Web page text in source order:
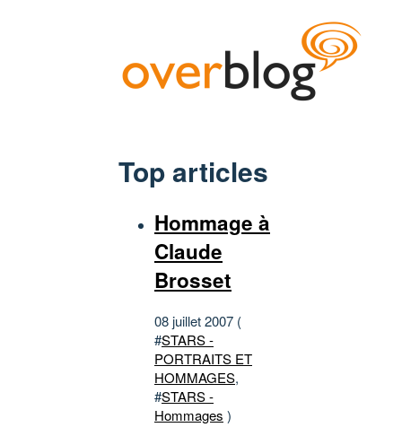
Top articles
Hommage à
Claude
Brosset
08 juillet 2007 (
#STARS -
PORTRAITS ET
HOMMAGES,
#STARS -
Hommages )